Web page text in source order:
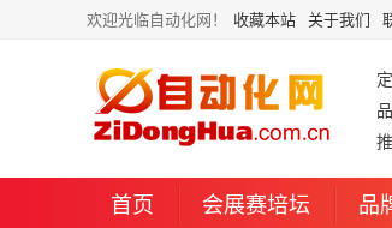
欢迎光临自动化网！ 收藏本站 关于我们
首页 会展赛培坛 品